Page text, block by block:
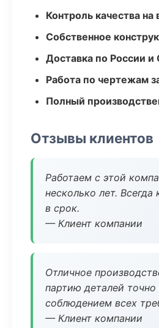
Контроль качества на
Собственное
Доставка по России и
Работа по чертежам
Полный
Отзывы клиентов
Работаем с этой
несколько лет. Всегда
в срок.
— Клиент компании
Отличное
партию деталей
соблюдением всех
— Клиент компании